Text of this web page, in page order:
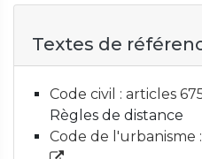
Textes de
Code civil : articles
Règles de distance
Code de l'urbanisme :